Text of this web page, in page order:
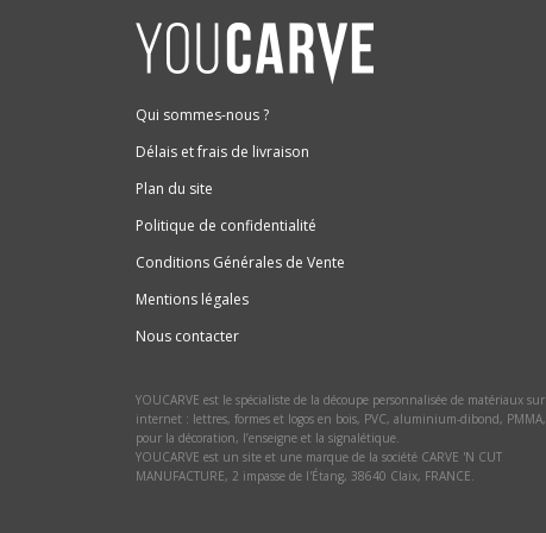
Qui sommes-nous ?
Délais et frais de livraison
Plan du site
Politique de confidentialité
Conditions Générales de Vente
Mentions légales
Nous contacter
YOUCARVE est le spécialiste de la découpe personnalisée de matériaux sur
internet : lettres, formes et logos en bois, PVC, aluminium-dibond, PMMA,
pour la décoration, l’enseigne et la signalétique.
YOUCARVE est un site et une marque de la société CARVE 'N CUT
MANUFACTURE, 2 impasse de l'Étang, 38640 Claix, FRANCE.